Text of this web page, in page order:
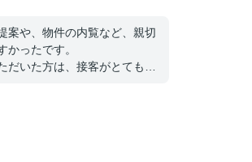
案や、物件の内覧など、親切
かったです。
だいた方は、接客がとても良